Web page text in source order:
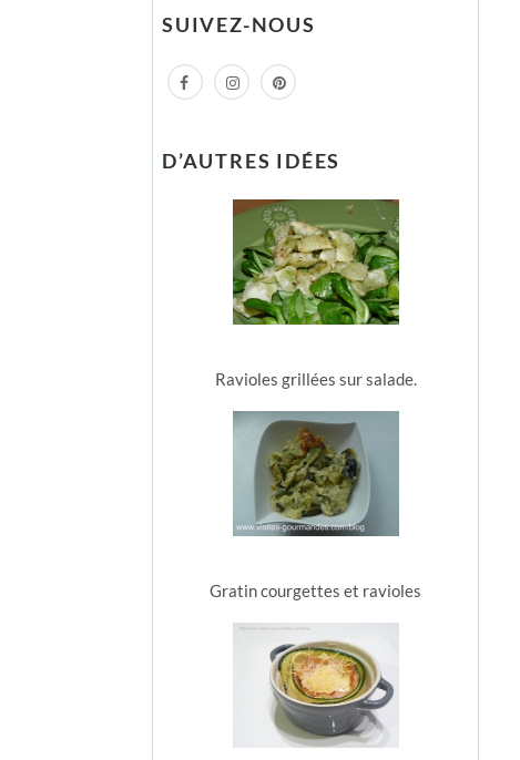
SUIVEZ-NOUS
D’AUTRES IDÉES
Ravioles grillées sur salade.
Gratin courgettes et ravioles